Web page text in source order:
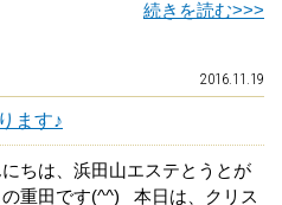
続きを読む>>>
2016.11.19
ます♪
にちは、浜田山エステとうとが
の重田です(^^) 本日は、クリス